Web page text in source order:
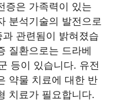
증은 가족력이 있는
분석기술의 발전으로
관련됨이 밝혀졌습
질환으로는 드라베
등이 있습니다. 유전
약물 치료에 대한 반
치료가 필요합니다.